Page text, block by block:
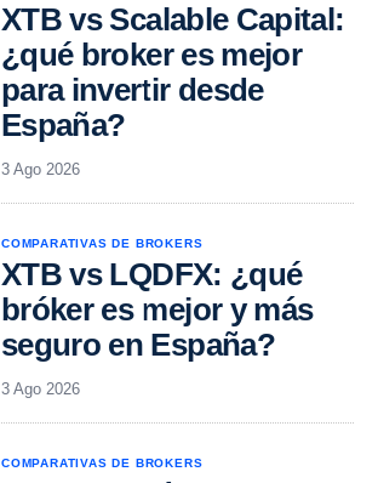
XTB vs Scalable Capital:
¿qué broker es mejor
para invertir desde
España?
3 Ago 2026
COMPARATIVAS DE BROKERS
XTB vs LQDFX: ¿qué
bróker es mejor y más
seguro en España?
3 Ago 2026
COMPARATIVAS DE BROKERS